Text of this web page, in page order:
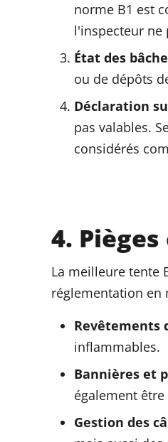
norme B1 est
l'inspecteur ne
État des
ou de dépôts
Déclaration
pas valables.
considérés
4.
La meilleure tente
réglementation en
Revêtements
inflammables.
Bannières et
également
Gestion des